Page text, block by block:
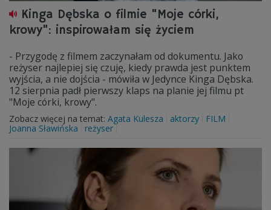
Kinga Dębska o filmie "Moje córki,
krowy": inspirowałam się życiem
- Przygodę z filmem zaczynałam od dokumentu. Jako
reżyser najlepiej się czuję, kiedy prawda jest punktem
wyjścia, a nie dojścia - mówiła w Jedynce Kinga Dębska.
12 sierpnia padł pierwszy klaps na planie jej filmu pt
"Moje córki, krowy".
Zobacz więcej na temat: Agata Kulesza aktorzy
FILM
Joanna Sławińska
reżyser